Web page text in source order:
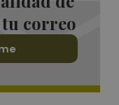
correo